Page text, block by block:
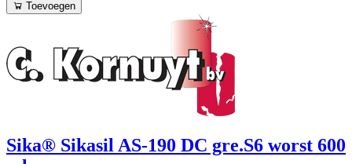
Toevoegen
Sika® Sikasil AS-190 DC gre.S6 worst 600